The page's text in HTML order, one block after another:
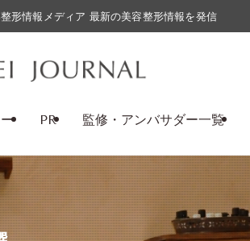
形情報メディア 最新の美容整形情報を発信
PR 監修・アンバサダー一覧